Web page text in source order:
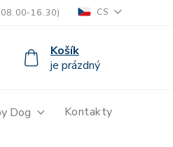
16.30) CS
Košík
je prázdný
Dog Kontakty